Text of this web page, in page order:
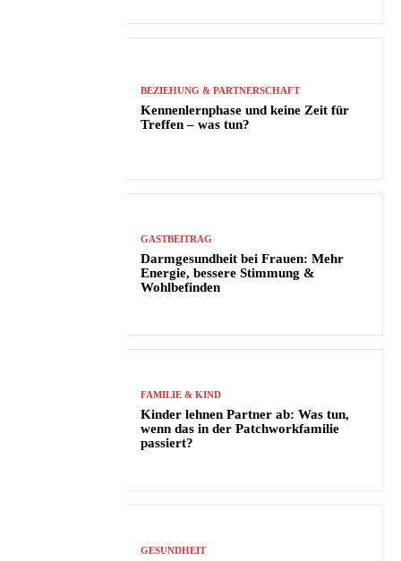
BEZIEHUNG & PARTNERSCHAFT
Kennenlernphase und keine Zeit für
Treffen – was tun?
GASTBEITRAG
Darmgesundheit bei Frauen: Mehr
Energie, bessere Stimmung &
Wohlbefinden
FAMILIE & KIND
Kinder lehnen Partner ab: Was tun,
wenn das in der Patchworkfamilie
passiert?
GESUNDHEIT